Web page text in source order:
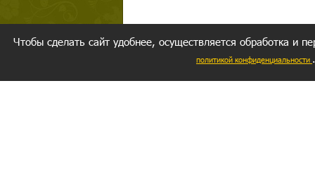
Чтобы сделать сайт удобнее, осуществляется обработка и
политикой конфиденциальности